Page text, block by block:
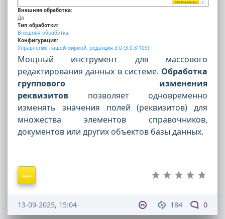
Внешняя обработка:
Да
Тип обработки:
Внешняя обработка,
Конфигурация:
Управление нашей фирмой, редакция 3.0 (3.0.8.109)
Мощный инструмент для массового
редактирования данных в системе. Обработка
группового изменения
реквизитов позволяет одновременно
изменять значения полей (реквизитов) для
множества элементов справочников,
документов или других объектов базы данных.
184 0
13-09-2025, 15:04